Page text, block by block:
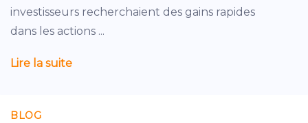
investisseurs recherchaient des gains rapides
dans les actions ...
Lire la suite
BLOG